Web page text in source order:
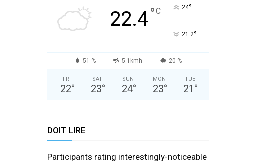
22.4°C 24°
21.2°
51 % 5.1kmh 20 %
FRI
22°
SAT
23°
SUN
24°
MON
23°
TUE
21 °
DOIT LIRE
Participants rating interestingly-noticeable